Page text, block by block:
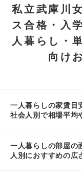
私立武庫川
ス合格・入
人暮らし・
向け
一人暮らしの家賃目
社会人別で相場平均
一人暮らしの部屋の
人別におすすめの広